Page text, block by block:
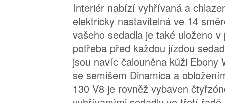
Interiér nabízí vyhřívaná a
elektricky nastavitelná ve 14
vašeho sedadla je také uloženo
potřeba před každou jízdou
jsou navíc čalouněna kůži Ebony
se semišem Dinamica a
130 V8 je rovněž vybaven